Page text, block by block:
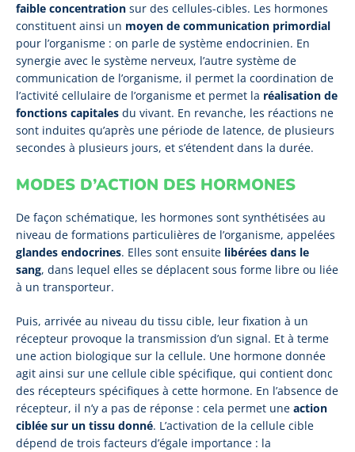
faible concentration sur des cellules-cibles. Les hormones
constituent ainsi un moyen de communication primordial
pour l’organisme : on parle de système endocrinien. En
synergie avec le système nerveux, l’autre système de
communication de l’organisme, il permet la coordination de
l’activité cellulaire de l’organisme et permet la réalisation de
fonctions capitales du vivant. En revanche, les réactions ne
sont induites qu’après une période de latence, de plusieurs
secondes à plusieurs jours, et s’étendent dans la durée.
MODES D’ACTION DES HORMONES
De façon schématique, les hormones sont synthétisées au
niveau de formations particulières de l’organisme, appelées
glandes endocrines. Elles sont ensuite libérées dans le
sang, dans lequel elles se déplacent sous forme libre ou liée
à un transporteur.
Puis, arrivée au niveau du tissu cible, leur fixation à un
récepteur provoque la transmission d’un signal. Et à terme
une action biologique sur la cellule. Une hormone donnée
agit ainsi sur une cellule cible spécifique, qui contient donc
des récepteurs spécifiques à cette hormone. En l’absence de
récepteur, il n’y a pas de réponse : cela permet une action
ciblée sur un tissu donné. L’activation de la cellule cible
dépend de trois facteurs d’égale importance : la